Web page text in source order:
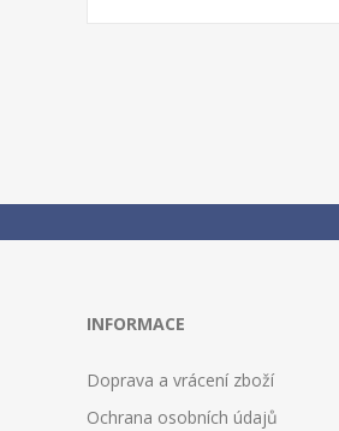
INFORMACE
Doprava a vrácení zboží
Ochrana osobních údajů